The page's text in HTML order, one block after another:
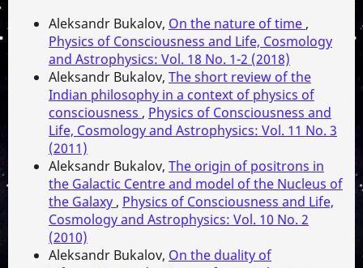
Aleksandr Bukalov, On the nature of time ,
Physics of Consciousness and Life, Cosmology
and Astrophysics: Vol. 18 No. 1-2 (2018)
Aleksandr Bukalov, The short review of the
Indian philosophy in a context of physics of
consciousness , Physics of Consciousness and
Life, Cosmology and Astrophysics: Vol. 11 No. 3
(2011)
Aleksandr Bukalov, The origin of positrons in
the Galactic Centre and model of the Nucleus of
the Galaxy , Physics of Consciousness and Life,
Cosmology and Astrophysics: Vol. 10 No. 2
(2010)
Aleksandr Bukalov, On the duality of